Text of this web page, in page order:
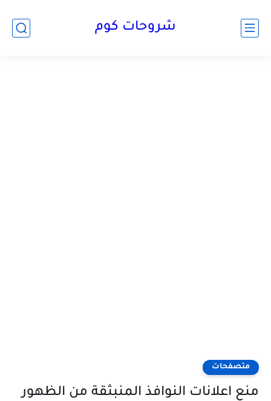
شروحات كوم
متصفحات
منع اعلانات النوافذ المنبثقة من الظهور